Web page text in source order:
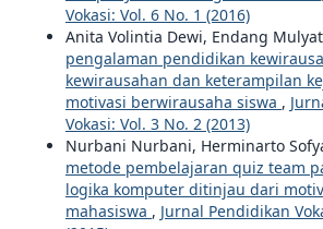
Vokasi: Vol. 6 No. 1 (2016)
Anita Volintia Dewi, Endang
pengalaman pendidikan
kewirausahan dan keterampilan
motivasi berwirausaha siswa ,
Vokasi: Vol. 3 No. 2 (2013)
Nurbani Nurbani, Herminarto
metode pembelajaran quiz team
logika komputer ditinjau dari
mahasiswa , Jurnal Pendidikan